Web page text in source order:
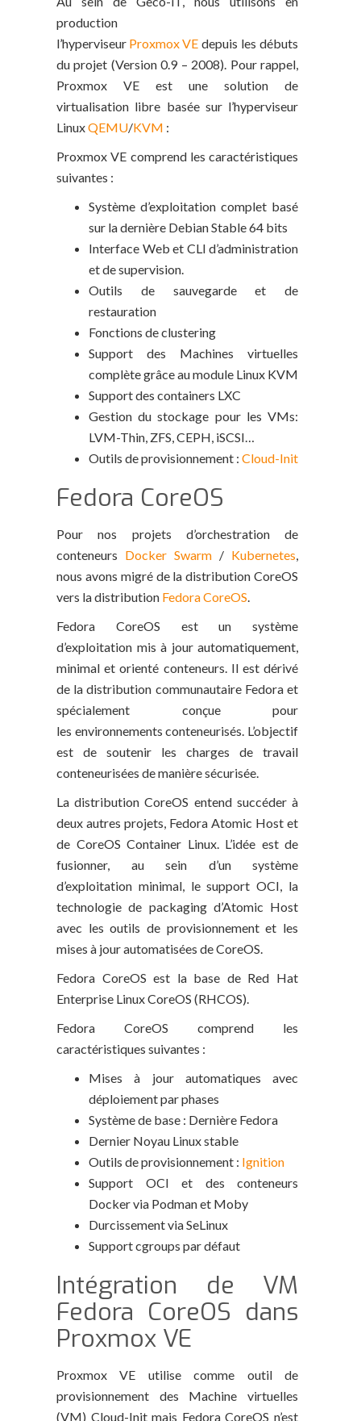
production
l’hyperviseur Proxmox VE depuis les débuts
du projet (Version 0.9 – 2008). Pour rappel,
Proxmox VE est une solution de
virtualisation libre basée sur l’hyperviseur
LinuxQEMU/KVM :
Proxmox VE comprend les caractéristiques
suivantes :
Système d’exploitation complet basé
sur la dernière Debian Stable 64 bits
Interface Web et CLI d’administration
et de supervision.
Outils de sauvegarde et de
restauration
Fonctions de clustering
Support des Machines virtuelles
complète grâce au module Linux KVM
Support des containers LXC
Gestion du stockage pour les VMs:
LVM-Thin, ZFS, CEPH, iSCSI…
Outils de provisionnement : Cloud-Init
Fedora CoreOS
Pour nos projets d’orchestration de
conteneurs Docker Swarm / Kubernetes,
nous avons migré de la distribution CoreOS
vers la distribution Fedora CoreOS.
Fedora CoreOS est un système
d’exploitation mis à jour automatiquement,
minimal et orienté conteneurs. Il est dérivé
de la distribution communautaire Fedora et
spécialement conçue pour
les environnements conteneurisés. L’objectif
est de soutenir les charges de travail
conteneurisées de manière sécurisée.
La distribution CoreOS entend succéder à
deux autres projets, Fedora Atomic Host et
de CoreOS Container Linux. L’idée est de
fusionner, au sein d’un système
d’exploitation minimal, le support OCI, la
technologie de packaging d’Atomic Host
avec les outils de provisionnement et les
mises à jour automatisées de CoreOS.
Fedora CoreOS est la base de Red Hat
Enterprise Linux CoreOS (RHCOS).
Fedora CoreOS comprend les
caractéristiques suivantes :
Mises à jour automatiques avec
déploiement par phases
Système de base : Dernière Fedora
Dernier Noyau Linux stable
Outils de provisionnement : Ignition
Support OCI et des conteneurs
Docker via Podman et Moby
Durcissement via SeLinux
Support cgroups par défaut
Intégration de VM
Fedora CoreOS dans
Proxmox VE
Proxmox VE utilise comme outil de
provisionnement des Machine virtuelles
(VM) Cloud-Init mais Fedora CoreOS n’est